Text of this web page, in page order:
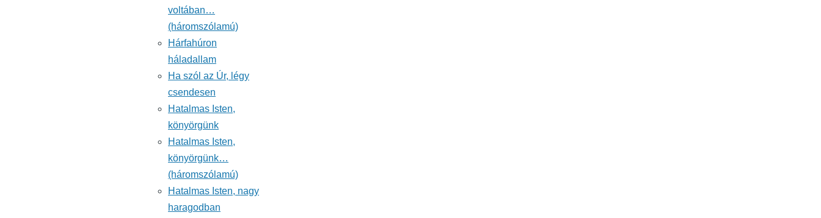
voltában…
(háromszólamú)
Hárfahúron
háladallam
Ha szól az Úr, légy
csendesen
Hatalmas Isten,
könyörgünk
Hatalmas Isten,
könyörgünk…
(háromszólamú)
Hatalmas Isten, nagy
haragodban